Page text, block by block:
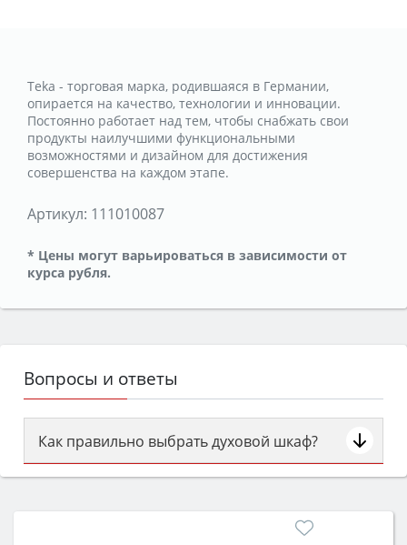
Teka - торговая марка, родившаяся в Германии,
опирается на качество, технологии и инновации.
Постоянно работает над тем, чтобы снабжать свои
продукты наилучшими функциональными
возможностями и дизайном для достижения
совершенства на каждом этапе.
Артикул: 111010087
* Цены могут варьироваться в зависимости от
курса рубля.
Вопросы и ответы
Как правильно выбрать духовой шкаф?
Сначала определитесь с типом (газовый или
затем смотрите на объём 50–70 л для семьи,